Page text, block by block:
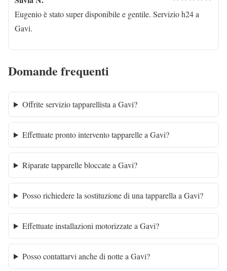
Eugenio è stato super disponibile e gentile. Servizio h24 a
Gavi.
Domande frequenti
Offrite servizio tapparellista a Gavi?
Effettuate pronto intervento tapparelle a Gavi?
Riparate tapparelle bloccate a Gavi?
Posso richiedere la sostituzione di una tapparella a Gavi?
Effettuate installazioni motorizzate a Gavi?
Posso contattarvi anche di notte a Gavi?